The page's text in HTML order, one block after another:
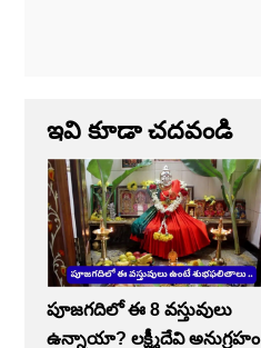
ఇవి కూడా చదవండి
పూజగదిలో ఈ 8 వస్తువులు
ఉన్నాయా? లక్ష్మీదేవి అనుగ్రహం